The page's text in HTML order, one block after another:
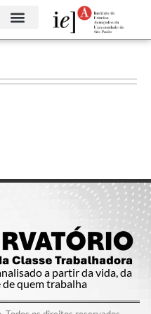
a partir da vida, da
de quem trabalha